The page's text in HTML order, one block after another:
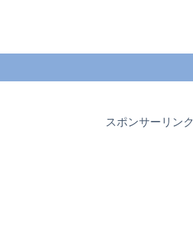
スポンサーリンク